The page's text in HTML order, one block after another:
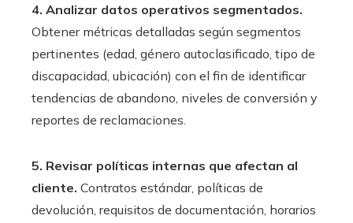
4. Analizar datos operativos segmentados.
Obtener métricas detalladas según segmentos
pertinentes (edad, género autoclasificado, tipo de
discapacidad, ubicación) con el fin de identificar
tendencias de abandono, niveles de conversión y
reportes de reclamaciones.
5. Revisar políticas internas que afectan al
cliente. Contratos estándar, políticas de
devolución, requisitos de documentación, horarios